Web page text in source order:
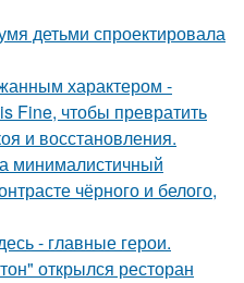
детьми спроектировала
характером -
Fine, чтобы превратить
и восстановления.
минималистичный
чёрного и белого,
- главные герои.
открылся ресторан